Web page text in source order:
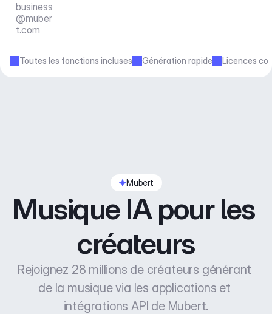
business
@muber
t.com
Toutes les fonctions incluses Génération rapide Licences
Mubert
Musique IA pour les
créateurs
Rejoignez 28 millions de créateurs générant
de la musique via les applications et
intégrations API de Mubert.